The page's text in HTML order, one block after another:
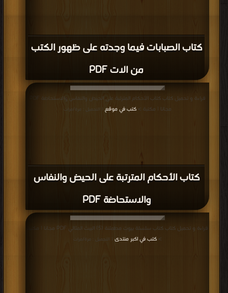
كتاب الصبابات فيما وجدته على ظهور الكتب
من الات PDF
كتاب الأحكام المترتبة على الحيض والنفاس
والاستحاضة PDF
مجانا | مكتبة >كتب في موقع | التحميل : مرة/مرات
قراءة و تحميل كتاب كتاب سلسلة بيوت مطمئنة (5) البيت المثالي PDF مجانا | مكتبة
>كتب في اكبر منتدى | التحميل : مرة/مرات